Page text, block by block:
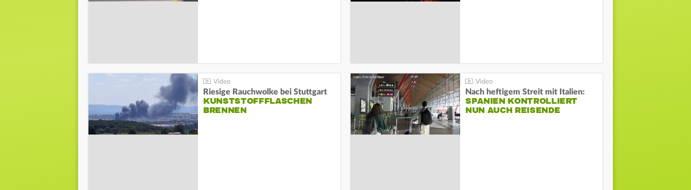
Riesige Rauchwolke bei Stuttgart
KUNSTSTOFFFLASCHEN
BRENNEN
Nach heftigem Streit mit Italien:
SPANIEN KONTROLLIERT
NUN AUCH REISENDE